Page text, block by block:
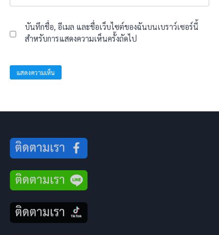
บันทึกชื่อ, อีเมล และชื่อเว็บไซต์ของฉันบนเบราว์เซอร์นี้
สำหรับการแสดงความเห็นครั้งถัดไป